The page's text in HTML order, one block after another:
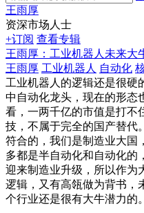
王雨厚
资深市场人士
+订阅 查看专辑
王雨厚：工业机器人未来大
王雨厚 工业机器人 自动化
工业机器人的逻辑还是很硬
中自动化龙头，现在的形态
看，一两千亿的市值是打不
技，不属于完全的国产替代
符合的，我们是制造业大国
多都是半自动化和自动化的
迎来制造业升级，所以作为
逻辑，又有高瓴做为背书，
个行业还是很有大牛潜力的。